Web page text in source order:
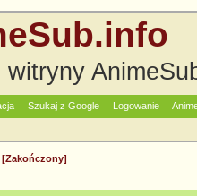
Szukaj z Google Logowanie